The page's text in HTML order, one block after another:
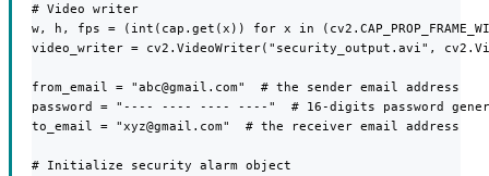
# Video writer
w, h, fps = (int(cap.get(x)) for x in
video_writer = cv2.VideoWriter("security_output.avi",
from_email = "abc@gmail.com"  # the sender email address
password = "---- ---- ---- ----"  # 16-digits password
to_email = "xyz@gmail.com"  # the receiver email address
# Initialize security alarm object